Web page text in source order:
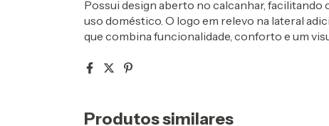
Possui design aberto no calcanhar, facilitando
uso doméstico. O logo em relevo na lateral
que combina funcionalidade, conforto e um
Produtos similares